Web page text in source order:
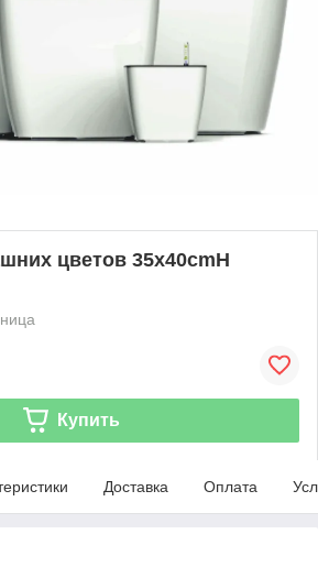
цветов 35х40cmH
Купить
Доставка Оплата